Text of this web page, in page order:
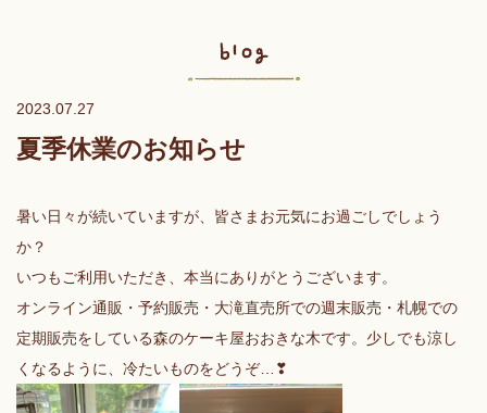
2023.07.27
夏季休業のお知らせ
暑い日々が続いていますが、皆さまお元気にお過ごしでしょう
か？
いつもご利用いただき、本当にありがとうございます。
オンライン通販・予約販売・大滝直売所での週末販売・札幌での
定期販売をしている森のケーキ屋おおきな木です。少しでも涼し
くなるように、冷たいものをどうぞ…❣